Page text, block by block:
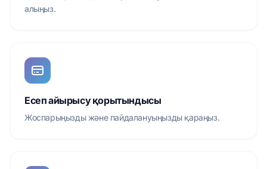
алыңыз.
Есеп айырысу қорытындысы
Жоспарыңызды және пайдалануыңызды қараңыз.